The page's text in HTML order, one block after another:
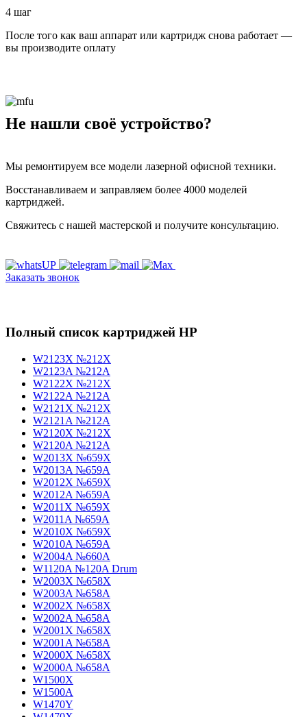
4 шаг
После того как ваш аппарат или картридж снова работает —
вы производите оплату
Не нашли своё устройство?
Мы ремонтируем все модели лазерной офисной техники.
Восстанавливаем и заправляем более 4000 моделей
картриджей.
Свяжитесь с нашей мастерской и получите консультацию.
Заказать звонок
Полный список картриджей HP
W2123X №212X
W2123A №212A
W2122X №212X
W2122A №212A
W2121X №212X
W2121A №212A
W2120X №212X
W2120A №212A
W2013X №659X
W2013A №659A
W2012X №659X
W2012A №659A
W2011X №659X
W2011A №659A
W2010X №659X
W2010A №659A
W2004A №660A
W1120A №120A Drum
W2003X №658X
W2003A №658A
W2002X №658X
W2002A №658A
W2001X №658X
W2001A №658A
W2000X №658X
W2000A №658A
W1500X
W1500A
W1470Y